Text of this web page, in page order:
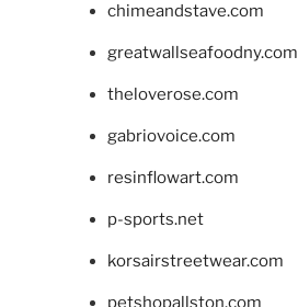
chimeandstave.com
greatwallseafoodny.com
theloverose.com
gabriovoice.com
resinflowart.com
p-sports.net
korsairstreetwear.com
petshopallston.com